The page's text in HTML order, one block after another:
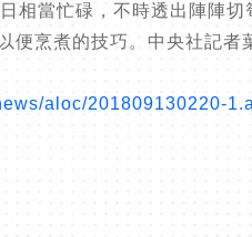
相當忙碌，不時透出陣陣
便烹煮的技巧。中央社記
aloc/201809130220-